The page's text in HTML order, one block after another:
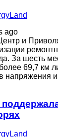
ago
и
За шесть
69,7 км
напряжения